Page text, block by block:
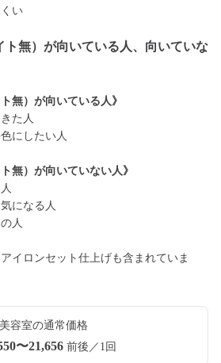
い
ト無）が向いている人、向いていな
無）が向いている人》
た人
にしたい人
無）が向いていない人》
になる人
人
イロンセット仕上げも含まれていま
美容室の通常価格
〜21,656前後／1回